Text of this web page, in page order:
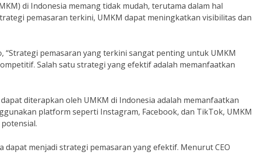
di Indonesia memang tidak mudah, terutama dalam hal
pemasaran terkini, UMKM dapat meningkatkan visibilitas dan
“Strategi pemasaran yang terkini sangat penting untuk UMKM
Salah satu strategi yang efektif adalah memanfaatkan
diterapkan oleh UMKM di Indonesia adalah memanfaatkan
platform seperti Instagram, Facebook, dan TikTok, UMKM
menjadi strategi pemasaran yang efektif. Menurut CEO